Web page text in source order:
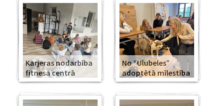
Karjeras nodarbība
fitnesa centrā
No “Ulubeles”
adoptētā mīlestība